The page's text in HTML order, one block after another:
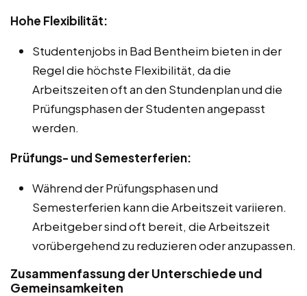
Hohe Flexibilität:
Studentenjobs in Bad Bentheim bieten in der
Regel die höchste Flexibilität, da die
Arbeitszeiten oft an den Stundenplan und die
Prüfungsphasen der Studenten angepasst
werden.
Prüfungs- und Semesterferien:
Während der Prüfungsphasen und
Semesterferien kann die Arbeitszeit variieren.
Arbeitgeber sind oft bereit, die Arbeitszeit
vorübergehend zu reduzieren oder anzupassen.
Zusammenfassung der Unterschiede und
Gemeinsamkeiten